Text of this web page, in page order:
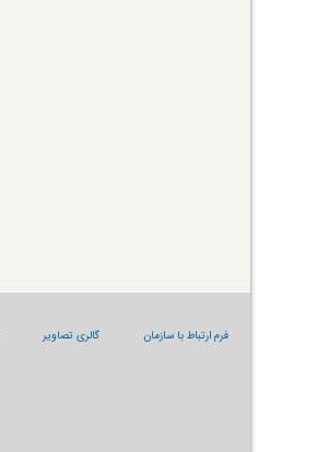
فرم ارتباط با سازمان گالری تصاویر